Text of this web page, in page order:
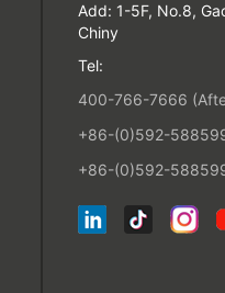
Add: 1-5F, No.8,
Chiny
Tel:
400-766-7666
+86-(0)592-
+86-(0)592-